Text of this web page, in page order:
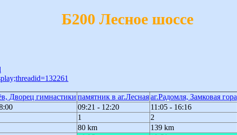
Б200 Лесное шоссе
Дворец гимнастики памятник в аг.Леснаяаг.Радомля, Замковая гора
09:21 - 12:20 11:05 - 16:16
1 2
80 km 139 km